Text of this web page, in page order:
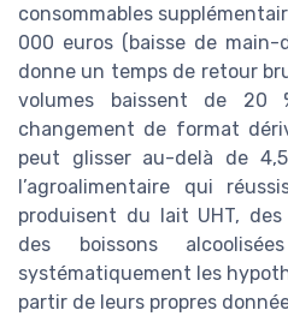
consommables
000 euros (baisse de
donne un temps de retour
volumes baissent de
changement de format
peut glisser au-delà de
l’agroalimentaire qui
produisent du lait UHT,
des boissons
systématiquement les
partir de leurs propres